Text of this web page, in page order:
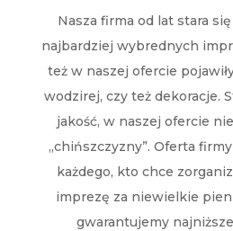
Nasza firma od lat stara
najbardziej wybrednych
też w naszej ofercie
wodzirej, czy też dekoracje.
jakość, w naszej ofercie
„chińszczyzny”. Oferta
każdego, kto chce
imprezę za niewielkie
gwarantujemy